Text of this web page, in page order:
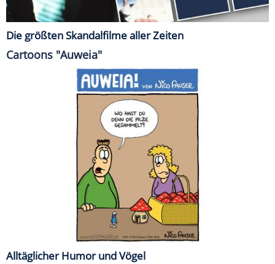
Die größten Skandalfilme aller Zeiten
Cartoons "Auweia"
Alltäglicher Humor und Vögel